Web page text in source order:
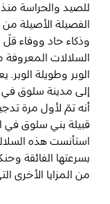
المفضلة
أبو ظبي
منطقة العين
منطقة الظفرة
دائرة الثقافة
الفصيلة الأصيلة
وذكاء حاد ووفاء
السلالات
الوبر وطويلة
إلى مدينة سلوق
أنه تمّ لأول مرة
قبيلة بني سلوق في
استأنست هذه
بسرعتها الفائقة
من المزايا الأخرى